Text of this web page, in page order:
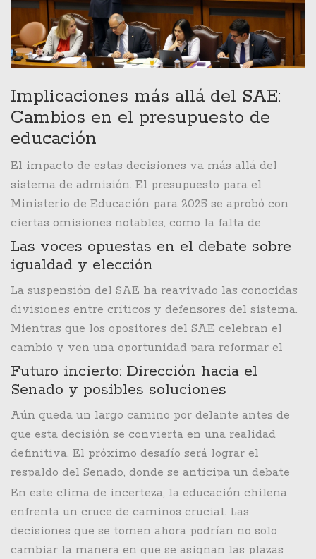
decide impugnar la medida, lo que podría desatar
una complicada batalla legal.
Implicaciones más allá del SAE:
Cambios en el presupuesto de
educación
El impacto de estas decisiones va más allá del
sistema de admisión. El presupuesto para el
Ministerio de Educación para 2025 se aprobó con
ciertas omisiones notables, como la falta de
financiación para los Servicios Locales de
Educación (SLEP) y la ausencia de ayuda para
Segura. Estas restricciones destacan cambios
significativos que pueden alterar el paisaje
educativo en Chile, afectando directamente a
estudiantes, padres y escuelas.
Las voces opuestas en el debate sobre
igualdad y elección
La suspensión del SAE ha reavivado las conocidas
divisiones entre críticos y defensores del sistema.
Mientras que los opositores del SAE celebran el
cambio y ven una oportunidad para reformar el
proceso de admisión, los defensores del sistema
actual sostienen que este es vital para asegurar la
convencidos de que el sistema, aunque imperfecto,
ha sido una fuerza niveladora en una sociedad con
profundas desigualdades.
Futuro incierto: Dirección hacia el
Senado y posibles soluciones
Aún queda un largo camino por delante antes de
que esta decisión se convierta en una realidad
definitiva. El próximo desafío será lograr el
respaldo del Senado, donde se anticipa un debate
igualmente acalorado. Además, la posibilidad de
enfrentar desafíos legales si el Ejecutivo opta por
llevar el asunto a la Corte Constitucional añade un
nivel adicional de incertidumbre.
En este clima de incerteza, la educación chilena
enfrenta un cruce de caminos crucial. Las
decisiones que se tomen ahora podrían no solo
cambiar la manera en que se asignan las plazas